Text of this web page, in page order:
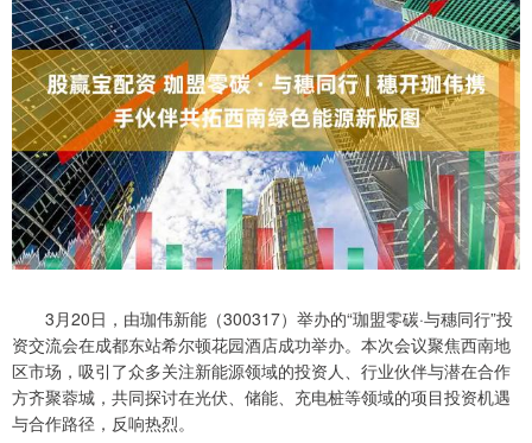
3月20日，由珈伟新能（300317）举办的“珈盟零碳·与穗同行”投
资交流会在成都东站希尔顿花园酒店成功举办。本次会议聚焦西南地
区市场，吸引了众多关注新能源领域的投资人、行业伙伴与潜在合作
方齐聚蓉城，共同探讨在光伏、储能、充电桩等领域的项目投资机遇
与合作路径，反响热烈。